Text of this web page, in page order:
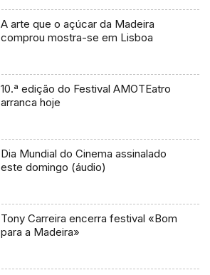
A arte que o açúcar da Madeira
comprou mostra-se em Lisboa
10.ª edição do Festival AMOTEatro
arranca hoje
Dia Mundial do Cinema assinalado
este domingo (áudio)
Tony Carreira encerra festival «Bom
para a Madeira»